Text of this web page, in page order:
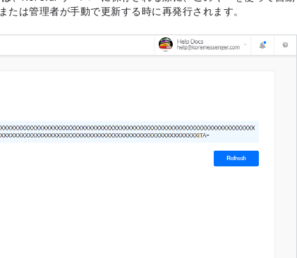
は管理者が手動で更新する時に再発行されます。